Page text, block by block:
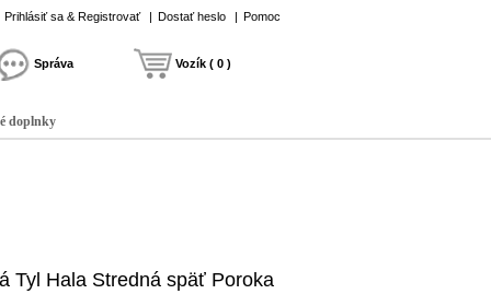
Prihlásiť sa & Registrovať | Dostať heslo | Pomoc
Správa Vozík ( 0 )
doplnky
Tyl Hala Stredná späť Poroka